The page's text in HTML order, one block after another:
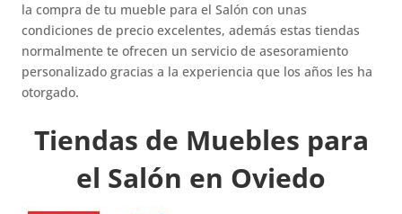
la compra de tu mueble para el Salón con unas
condiciones de precio excelentes, además estas tiendas
normalmente te ofrecen un servicio de asesoramiento
personalizado gracias a la experiencia que los años les ha
otorgado.
Tiendas de Muebles para
el Salón en Oviedo